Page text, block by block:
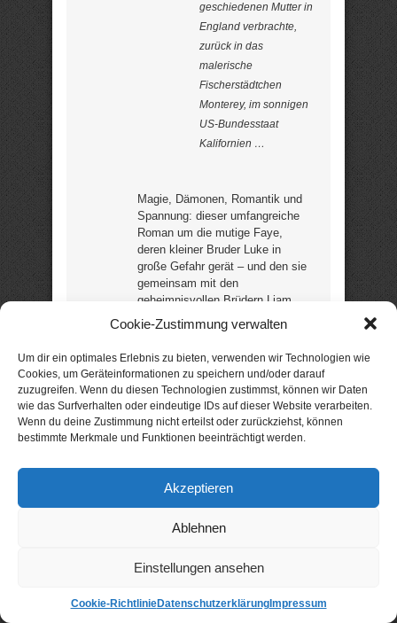
Cookie-Zustimmung verwalten
Um dir ein optimales Erlebnis zu bieten, verwenden wir Technologien wie
Cookies, um Geräteinformationen zu speichern und/oder darauf
zuzugreifen. Wenn du diesen Technologien zustimmst, können wir Daten
wie das Surfverhalten oder eindeutige IDs auf dieser Website verarbeiten.
Wenn du deine Zustimmung nicht erteilst oder zurückziehst, können
bestimmte Merkmale und Funktionen beeinträchtigt werden.
Akzeptieren
Ablehnen
Einstellungen ansehen
Cookie-RichtlinieDatenschutzerklärungImpressum
geschiedenen Mutter in
England verbrachte,
zurück in das
malerische
Fischerstädtchen
Monterey, im sonnigen
US-Bundesstaat
Kalifornien …
Magie, Dämonen, Romantik und
Spannung: dieser umfangreiche
Roman um die mutige Faye,
deren kleiner Bruder Luke in
große Gefahr gerät – und den sie
gemeinsam mit den
geheimnisvollen Brüdern Liam
und Quinton vor bösen Kräften
schützen muss. Liest sich gut für
Jugendliche – und alle, die Freude
an romantischer Fantasy haben!
„Fette 5 Sterne für eine
wahnsinnig fesselnde
Fantasystory.“ (Leserin) (7
Rezensionen / 4,0 Sterne) (ca.
Aktion: nur kurze Zeit 99 Cent!
Try hard to love me
/ Versuch doch,
mich zu lieben
Romanhafte Biografie von Subina